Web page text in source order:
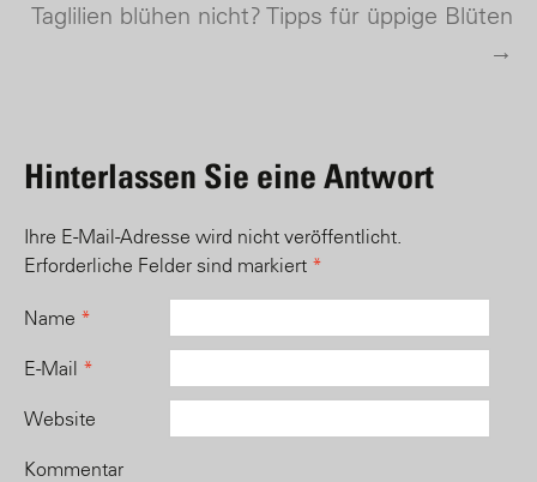
Taglilien blühen nicht? Tipps für üppige Blüten
→
Hinterlassen Sie eine Antwort
Ihre E-Mail-Adresse wird nicht veröffentlicht.
Erforderliche Felder sind markiert *
Name *
E-Mail *
Website
Kommentar